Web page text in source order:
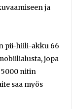
ja
pii-hiili-akku 66
jopa
5000 nitin
saa myös